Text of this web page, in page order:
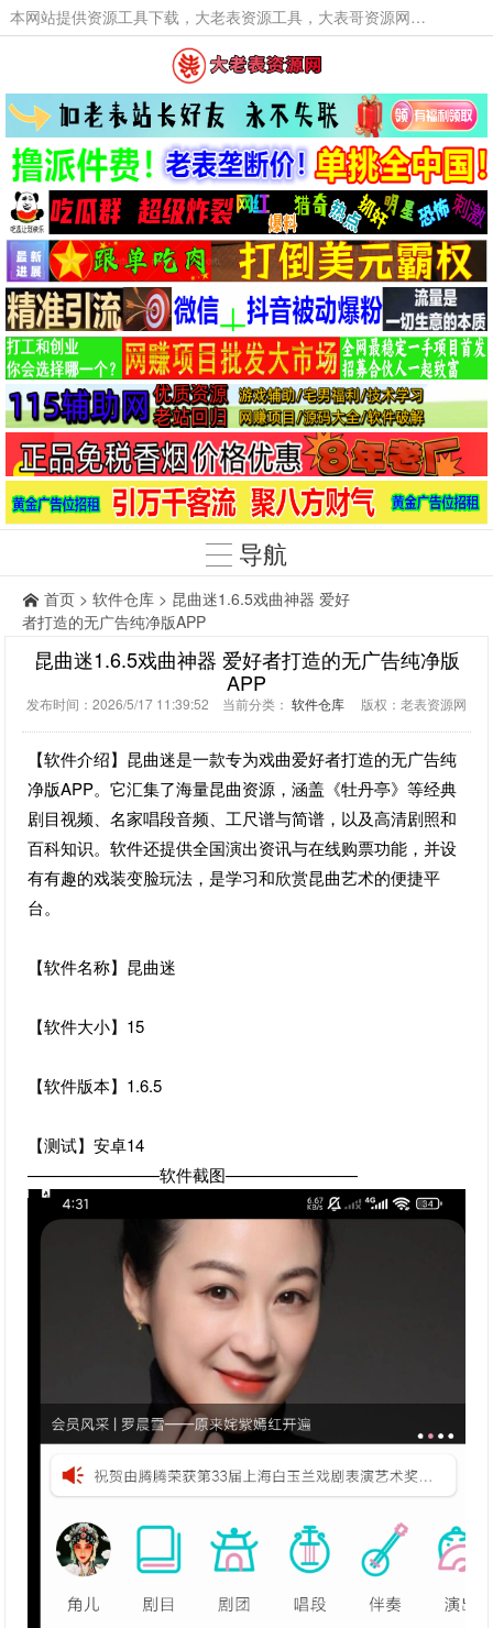
本网站提供资源工具下载，大老表资源工具，大表哥资源网软件工具，大老表资源下载，活动线报福利资源分享,活动线报，大型网游经典游戏，网络热门技术游戏辅助交流与分享。
导航
首页 > 软件仓库 > 昆曲迷1.6.5戏曲神器 爱好
者打造的无广告纯净版APP
昆曲迷1.6.5戏曲神器 爱好者打造的无广告纯净版
APP
发布时间：2026/5/17 11:39:52 当前分类： 软件仓库 版权：老表资源网
【软件介绍】昆曲迷是一款专为戏曲爱好者打造的无广告纯
净版APP。它汇集了海量昆曲资源，涵盖《牡丹亭》等经典
剧目视频、名家唱段音频、工尺谱与简谱，以及高清剧照和
百科知识。软件还提供全国演出资讯与在线购票功能，并设
有有趣的戏装变脸玩法，是学习和欣赏昆曲艺术的便捷平
台。
【软件名称】昆曲迷
【软件大小】15
【软件版本】1.6.5
【测试】安卓14
————————软件截图————————